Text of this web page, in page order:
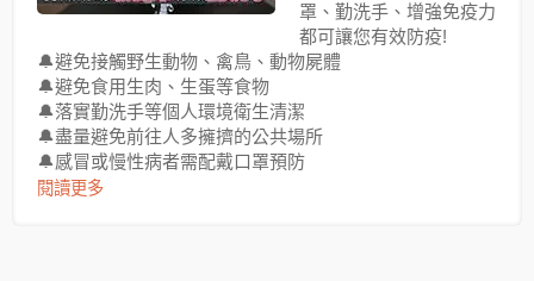
罩、勤洗手、增強免疫力
都可讓您有效防疫!
🔔避免接觸野生動物、禽鳥、動物屍體
🔔避免食用生肉、生蛋等食物
🔔落實勤洗手等個人環境衛生清潔
🔔盡量避免前往人多擁擠的公共場所
🔔感冒或慢性病者需配戴口罩預防
閱讀更多